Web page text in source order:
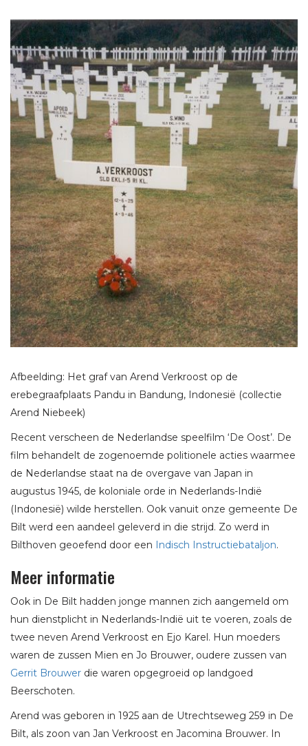
Afbeelding: Het graf van Arend Verkroost op de
erebegraafplaats Pandu in Bandung, Indonesië (collectie
Arend Niebeek)
Recent verscheen de Nederlandse speelfilm ‘De Oost’. De
film behandelt de zogenoemde politionele acties waarmee
de Nederlandse staat na de overgave van Japan in
augustus 1945, de koloniale orde in Nederlands-Indië
(Indonesië) wilde herstellen. Ook vanuit onze gemeente De
Bilt werd een aandeel geleverd in die strijd. Zo werd in
Bilthoven geoefend door een
Indisch Instructiebataljon.
Meer informatie
Ook in De Bilt hadden jonge mannen zich aangemeld om
hun dienstplicht in Nederlands-Indië uit te voeren, zoals de
twee neven Arend Verkroost en Ejo Karel. Hun moeders
waren de zussen Mien en Jo Brouwer, oudere zussen van
Gerrit Brouwer die waren opgegroeid op landgoed
Beerschoten.
Arend was geboren in 1925 aan de Utrechtseweg 259 in De
Bilt, als zoon van Jan Verkroost en Jacomina Brouwer. In